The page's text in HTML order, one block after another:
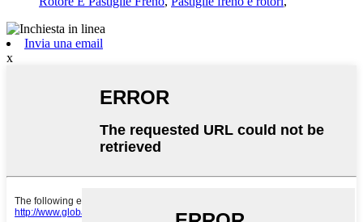
Invia una email
x